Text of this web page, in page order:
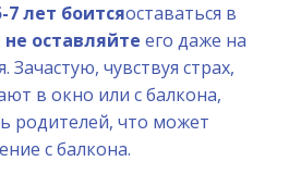
7 лет боитсяоставаться в
не оставляйте его даже на
Зачастую, чувствуя страх,
в окно или с балкона,
родителей, что может
с балкона.